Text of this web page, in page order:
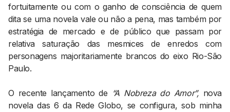
fortuitamente ou com o ganho de consciência de quem
dita se uma novela vale ou não a pena, mas também por
estratégia de mercado e de público que passam por
relativa saturação das mesmices de enredos com
personagens majoritariamente brancos do eixo Rio-São
Paulo.
O recente lançamento de “A Nobreza do Amor”, nova
novela das 6 da Rede Globo, se configura, sob minha